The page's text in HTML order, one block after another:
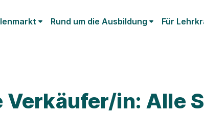
Rund um die Ausbildung Für
in: Alle